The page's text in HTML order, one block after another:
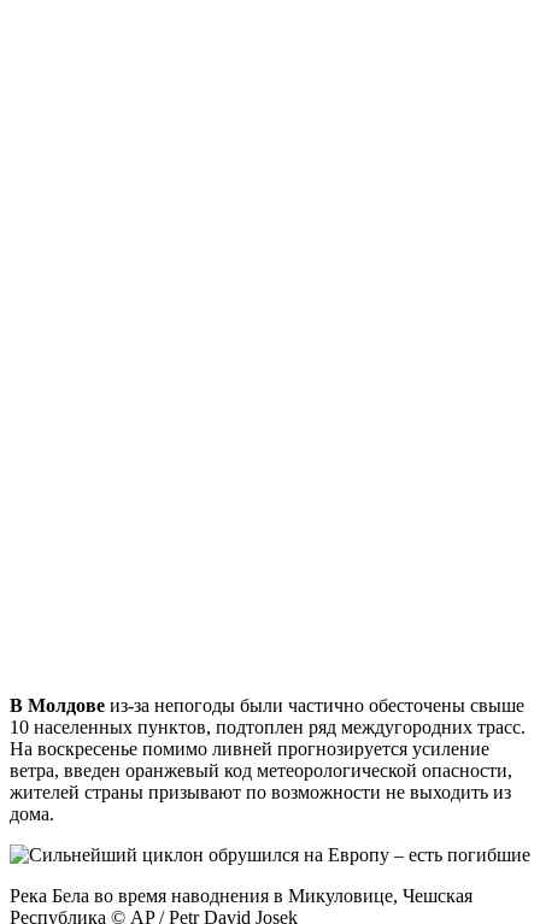
В Молдове из-за непогоды были частично обесточены свыше
10 населенных пунктов, подтоплен ряд междугородних трасс.
На воскресенье помимо ливней прогнозируется усиление
ветра, введен оранжевый код метеорологической опасности,
жителей страны призывают по возможности не выходить из
дома.
Река Бела во время наводнения в Микуловице, Чешская
Республика © AP / Petr David Josek